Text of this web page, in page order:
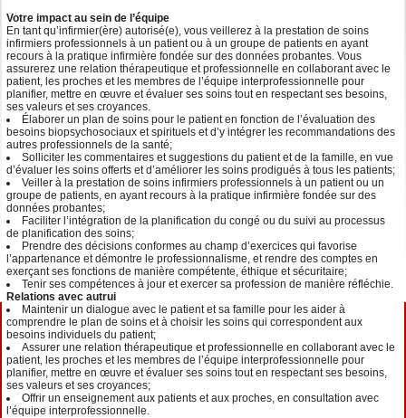
Votre impact au sein de l’équipe
En tant qu’infirmier(ère) autorisé(e), vous veillerez à la prestation de soins
infirmiers professionnels à un patient ou à un groupe de patients en ayant
recours à la pratique infirmière fondée sur des données probantes. Vous
assurerez une relation thérapeutique et professionnelle en collaborant avec le
patient, les proches et les membres de l’équipe interprofessionnelle pour
planifier, mettre en œuvre et évaluer ses soins tout en respectant ses besoins,
ses valeurs et ses croyances.
Élaborer un plan de soins pour le patient en fonction de l’évaluation des
besoins biopsychosociaux et spirituels et d’y intégrer les recommandations des
autres professionnels de la santé;
Solliciter les commentaires et suggestions du patient et de la famille, en vue
d’évaluer les soins offerts et d’améliorer les soins prodigués à tous les patients;
Veiller à la prestation de soins infirmiers professionnels à un patient ou un
groupe de patients, en ayant recours à la pratique infirmière fondée sur des
données probantes;
Faciliter l’intégration de la planification du congé ou du suivi au processus
de planification des soins;
Prendre des décisions conformes au champ d’exercices qui favorise
l’appartenance et démontre le professionnalisme, et rendre des comptes en
exerçant ses fonctions de manière compétente, éthique et sécuritaire;
Tenir ses compétences à jour et exercer sa profession de manière réfléchie.
Relations avec autrui
Maintenir un dialogue avec le patient et sa famille pour les aider à
comprendre le plan de soins et à choisir les soins qui correspondent aux
besoins individuels du patient;
Assurer une relation thérapeutique et professionnelle en collaborant avec le
patient, les proches et les membres de l’équipe interprofessionnelle pour
planifier, mettre en œuvre et évaluer ses soins tout en respectant ses besoins,
ses valeurs et ses croyances;
Offrir un enseignement aux patients et aux proches, en consultation avec
l’équipe interprofessionnelle.